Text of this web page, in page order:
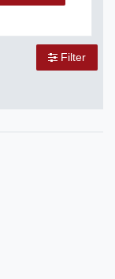
Filter